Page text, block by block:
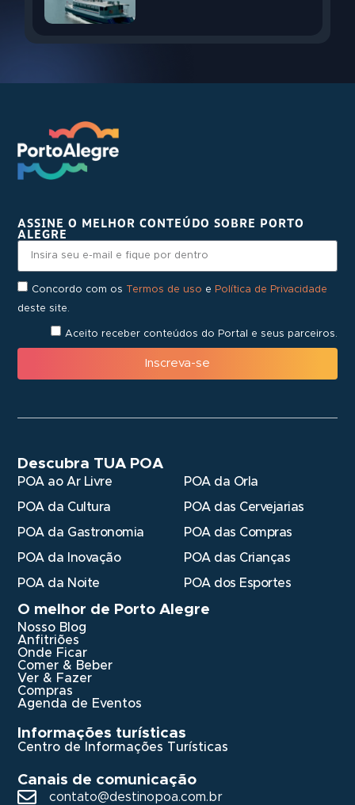
ASSINE O MELHOR CONTEÚDO SOBRE PORTO
ALEGRE
Concordo com os Termos de uso e Política de Privacidade
deste site.
Aceito receber conteúdos do Portal e seus parceiros.
Inscreva-se
Descubra TUA POA
POA ao Ar Livre
POA da Cultura
POA da Gastronomia
POA da Inovação
POA da Noite
POA da Orla
POA das Cervejarias
POA das Compras
POA das Crianças
POA dos Esportes
O melhor de Porto Alegre
Nosso Blog
Anfitriões
Onde Ficar
Comer & Beber
Ver & Fazer
Compras
Agenda de Eventos
Informações turísticas
Centro de Informações Turísticas
Canais de comunicação
contato@destinopoa.com.br